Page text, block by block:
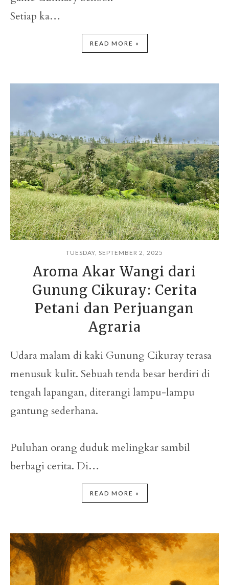
Setiap ka…
READ MORE »
TUESDAY, SEPTEMBER 2, 2025
Aroma Akar Wangi dari
Gunung Cikuray: Cerita
Petani dan Perjuangan
Agraria
Udara malam di kaki Gunung Cikuray terasa
menusuk kulit. Sebuah tenda besar berdiri di
tengah lapangan, diterangi lampu-lampu
gantung sederhana.
Puluhan orang duduk melingkar sambil
berbagi cerita. Di…
READ MORE »